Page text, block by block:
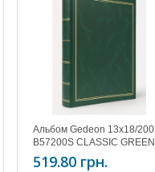
Альбом Gedeon 13х18/200
B57200S CLASSIC GREEN
519.80 грн.